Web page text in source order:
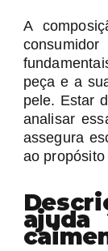
A
peça e a
pele. Estar
analisar
assegura
ao propósito